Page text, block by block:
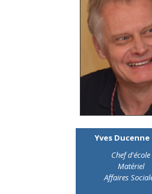
Yves Ducenne
Chef d'école
Matériel
Affaires